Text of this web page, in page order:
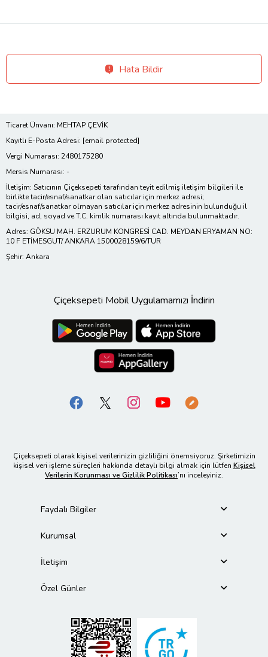
Hata Bildir
Ticaret Ünvanı: MEHTAP ÇEVİK
Kayıtlı E-Posta Adresi: [email protected]
Vergi Numarası: 2480175280
Mersis Numarası: -
İletişim: Satıcının Çiçeksepeti tarafından teyit edilmiş iletişim bilgileri ile
birlikte tacir/esnaf/sanatkar olan satıcılar için merkez adresi;
tacir/esnaf/sanatkar olmayan satıcılar için merkez adresinin bulunduğu il
bilgisi, ad, soyad ve T.C. kimlik numarası kayıt altında bulunmaktadır.
Adres: GÖKSU MAH. ERZURUM KONGRESİ CAD. MEYDAN ERYAMAN NO:
10 F ETİMESGUT/ ANKARA 1500028159/6/TUR
Şehir: Ankara
Çiçeksepeti Mobil Uygulamamızı İndirin
Çiçeksepeti olarak kişisel verilerinizin gizliliğini önemsiyoruz. Şirketimizin
kişisel veri işleme süreçleri hakkında detaylı bilgi almak için lütfen Kişisel
Verilerin Korunması ve Gizlilik Politikası’nı inceleyiniz.
Faydalı Bilgiler
Kurumsal
İletişim
Özel Günler